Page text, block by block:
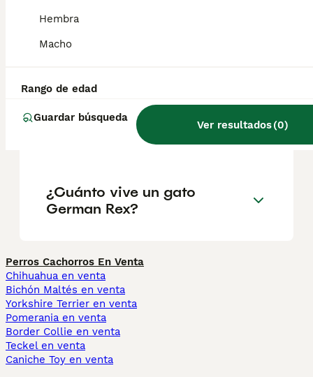
Hembra
Macho
Rango de edad
Guardar búsqueda
Ver resultados(0)
¿Cuánto cuesta un gato
¿Es el German Rex una
buena mascota?
¿Cuánto vive un gato
German Rex?
Perros Cachorros En Venta
Chihuahua en venta
Bichón Maltés en venta
Yorkshire Terrier en venta
Pomerania en venta
Border Collie en venta
Teckel en venta
Caniche Toy en venta